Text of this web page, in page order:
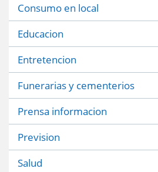
Consumo en local
Educacion
Entretencion
Funerarias y cementerios
Prensa informacion
Prevision
Salud